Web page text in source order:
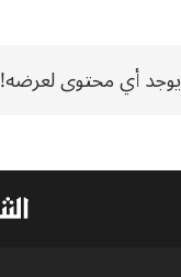
يوجد أي محتوى لعرضه!